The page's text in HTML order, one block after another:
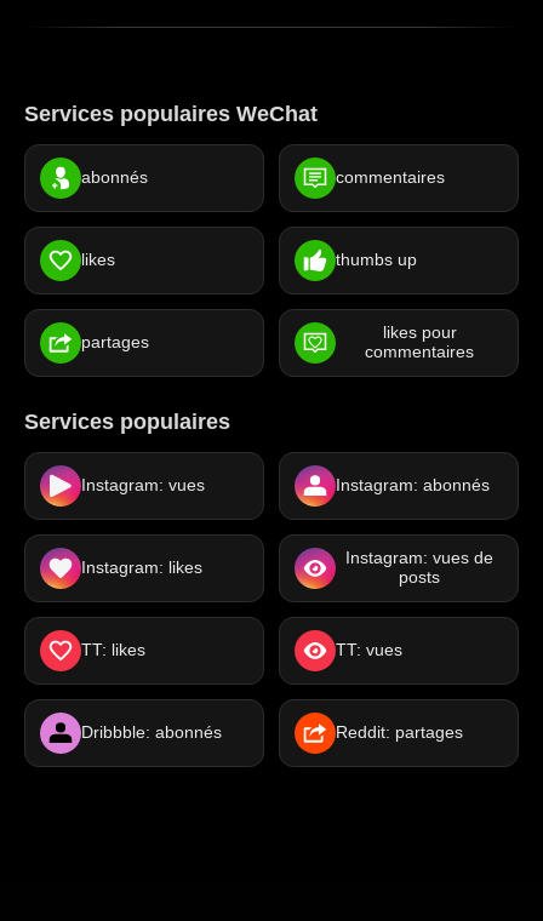
Services populaires WeChat
abonnés commentaires
likes thumbs up
partages
likes pour
commentaires
Services populaires
Instagram: vues Instagram: abonnés
Instagram: likes
Instagram: vues de
posts
TT: likes TT: vues
Dribbble: abonnés Reddit: partages